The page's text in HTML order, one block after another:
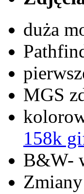
duża
MGS
158k
B&W-